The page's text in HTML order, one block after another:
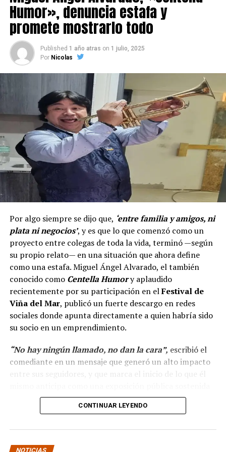
Humor», denuncia estafa y
promete mostrarlo todo
Published 1 año atras on 1 julio, 2025
Por Nicolas
Por algo siempre se dijo que, ‘entre familia y amigos, ni
plata ni negocios’, y es que lo que comenzó como un
proyecto entre colegas de toda la vida, terminó —según
su propio relato— en una situación que ahora define
como una estafa. Miguel Ángel Alvarado, el también
conocido como Centella Humory aplaudido
recientemente por su participación en elFestival de
Viña del Mar, publicó un fuerte descargo en redes
sociales donde apunta directamente a quien habría sido
su socio en un emprendimiento.
“No hay ningún llamado, no dan la cara”, escribió el
comediante en un mensaje que generó un alto impacto
entre sus seguidores, y que marca el inicio de lo que él
en el tiempo.
“Hola a todos, ya ha
pasado más casi dos mes
CONTINUAR LEYENDO
NOTICIAS